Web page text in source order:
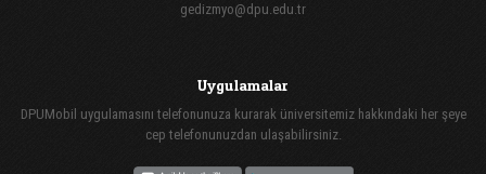
gedizmyo@dpu.edu.tr
Uygulamalar
DPUMobil uygulamasını telefonunuza kurarak üniversitemiz hakkındaki her şeye
cep telefonunuzdan ulaşabilirsiniz.